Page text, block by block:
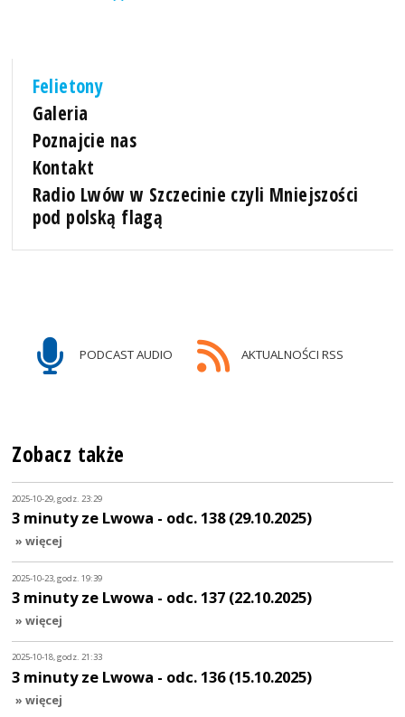
Felietony
Galeria
Poznajcie nas
Kontakt
Radio Lwów w Szczecinie czyli Mniejszości
pod polską flagą
PODCAST AUDIO AKTUALNOŚCI RSS
Zobacz także
2025-10-29, godz. 23:29
3 minuty ze Lwowa - odc. 138 (29.10.2025)
» więcej
2025-10-23, godz. 19:39
3 minuty ze Lwowa - odc. 137 (22.10.2025)
» więcej
2025-10-18, godz. 21:33
3 minuty ze Lwowa - odc. 136 (15.10.2025)
» więcej